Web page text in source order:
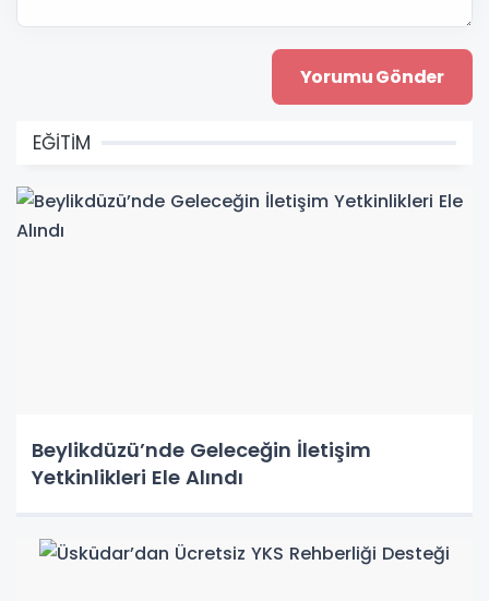
EĞİTİM
Beylikdüzü’nde Geleceğin İletişim
Yetkinlikleri Ele Alındı